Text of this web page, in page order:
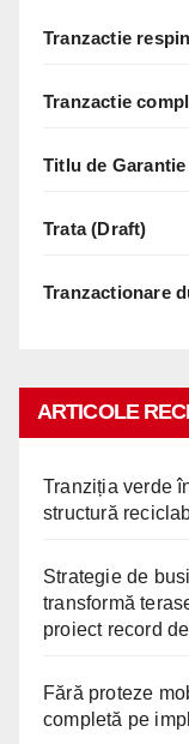
Tranzactie
Tranzactie
Titlu de
Trata (Draft)
Tranzactionare
ARTICOLE
Tranziția verde
structură
Strategie de
transformă
proiect record
Fără proteze
completă pe